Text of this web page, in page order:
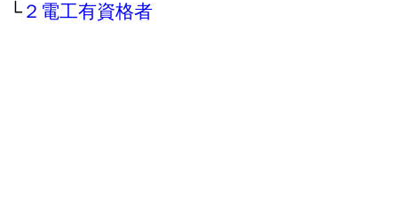
└ ２電工有資格者